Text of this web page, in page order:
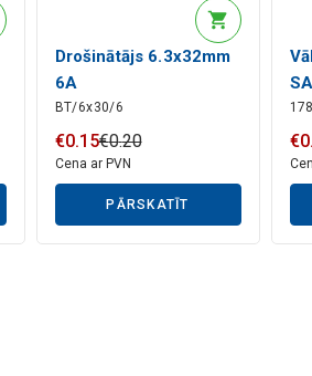
Drošinātājs 6.3x32mm
6A
BT/6x30/6
€0.15€0.20
Cena ar PVN
PĀRSKATĪT
€0.